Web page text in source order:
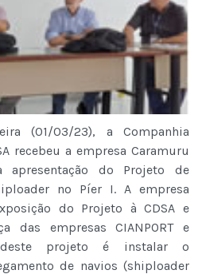
(01/03/23), a Companhia
recebeu a empresa Caramuru
apresentação do Projeto de
no Píer I. A empresa
do Projeto à CDSA e
das empresas CIANPORT e
projeto é instalar o
de navios (shiploader